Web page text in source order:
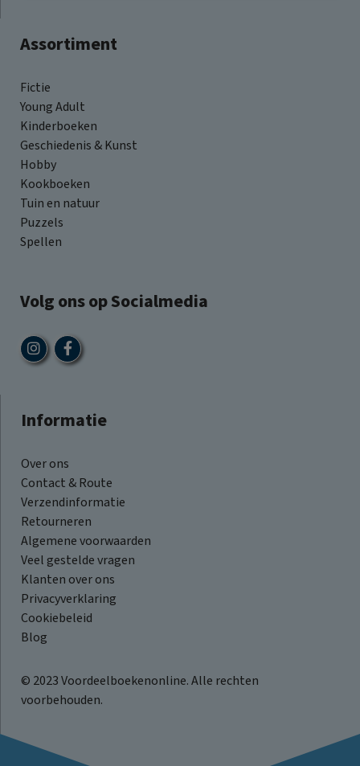
Assortiment
Fictie
Young Adult
Kinderboeken
Geschiedenis & Kunst
Hobby
Kookboeken
Tuin en natuur
Puzzels
Spellen
Volg ons op Socialmedia
Informatie
Over ons
Contact & Route
Verzendinformatie
Retourneren
Algemene voorwaarden
Veel gestelde vragen
Klanten over ons
Privacyverklaring
Cookiebeleid
Blog
© 2023 Voordeelboekenonline. Alle rechten
voorbehouden.